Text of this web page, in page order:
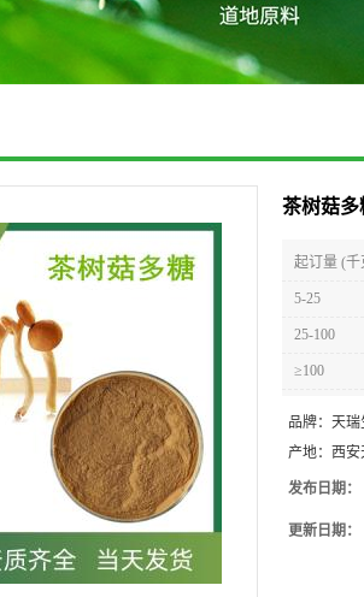
茶树菇多
起订量 (千
5-25
25-100
≥100
品牌： 天瑞
产地： 西
发布日期：
更新日期：